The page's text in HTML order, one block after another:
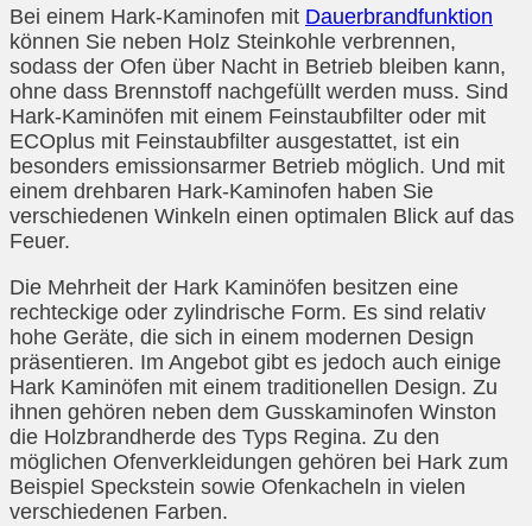
Bei einem Hark-Kaminofen mit Dauerbrandfunktion
können Sie neben Holz Steinkohle verbrennen,
sodass der Ofen über Nacht in Betrieb bleiben kann,
ohne dass Brennstoff nachgefüllt werden muss. Sind
Hark-Kaminöfen mit einem Feinstaubfilter oder mit
ECOplus mit Feinstaubfilter ausgestattet, ist ein
besonders emissionsarmer Betrieb möglich. Und mit
einem drehbaren Hark-Kaminofen haben Sie
verschiedenen Winkeln einen optimalen Blick auf das
Feuer.
Die Mehrheit der Hark Kaminöfen besitzen eine
rechteckige oder zylindrische Form. Es sind relativ
hohe Geräte, die sich in einem modernen Design
präsentieren. Im Angebot gibt es jedoch auch einige
Hark Kaminöfen mit einem traditionellen Design. Zu
ihnen gehören neben dem Gusskaminofen Winston
die Holzbrandherde des Typs Regina. Zu den
möglichen Ofenverkleidungen gehören bei Hark zum
Beispiel Speckstein sowie Ofenkacheln in vielen
verschiedenen Farben.